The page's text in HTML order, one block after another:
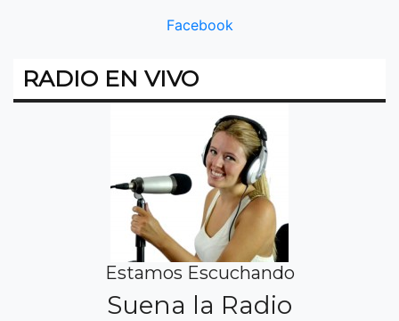
Facebook
RADIO EN VIVO
Estamos Escuchando
Suena la Radio